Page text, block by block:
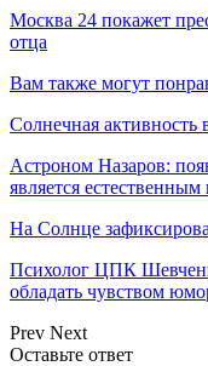
Москва 24 покажет
отца
Вам также могут
Солнечная активность
Астроном Назаров:
является
На Солнце
Психолог ЦПК
обладать чувством
Prev Next
Оставьте ответ